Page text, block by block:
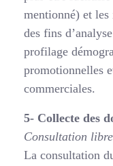
mentionné) et
des fins
profilage
promotionnelles
commerciales.
5- Collecte des
Consultation libre
La consultation